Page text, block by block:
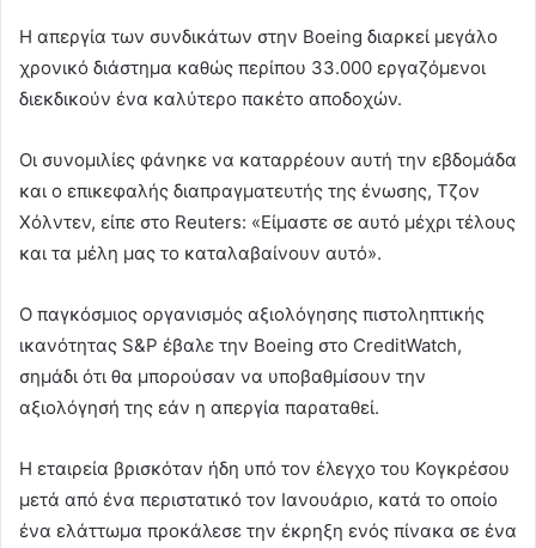
Η απεργία των συνδικάτων στην Boeing διαρκεί μεγάλο
χρονικό διάστημα καθώς περίπου 33.000 εργαζόμενοι
διεκδικούν ένα καλύτερο πακέτο αποδοχών.
Οι συνομιλίες φάνηκε να καταρρέουν αυτή την εβδομάδα
και ο επικεφαλής διαπραγματευτής της ένωσης, Τζον
Χόλντεν, είπε στο Reuters: «Είμαστε σε αυτό μέχρι τέλους
και τα μέλη μας το καταλαβαίνουν αυτό».
Ο παγκόσμιος οργανισμός αξιολόγησης πιστοληπτικής
ικανότητας S&P έβαλε την Boeing στο CreditWatch,
σημάδι ότι θα μπορούσαν να υποβαθμίσουν την
αξιολόγησή της εάν η απεργία παραταθεί.
Η εταιρεία βρισκόταν ήδη υπό τον έλεγχο του Κογκρέσου
μετά από ένα περιστατικό τον Ιανουάριο, κατά το οποίο
ένα ελάττωμα προκάλεσε την έκρηξη ενός πίνακα σε ένα